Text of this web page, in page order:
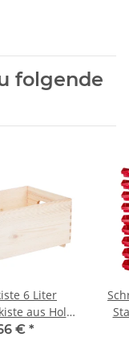
folgende
6 Liter
aus Holz
× 14 cm
€ *